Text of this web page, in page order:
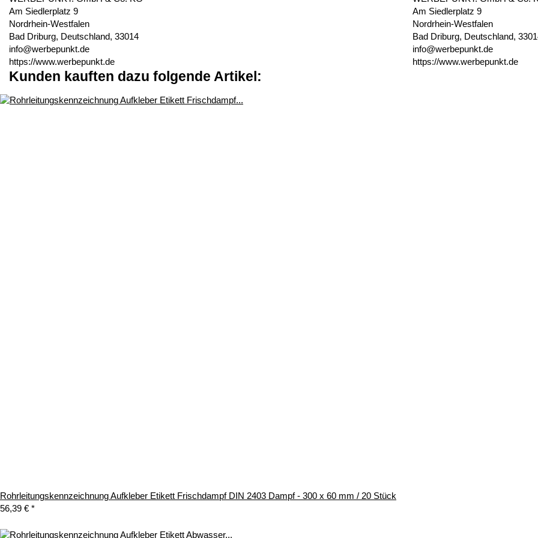
Am Siedlerplatz 9
Nordrhein-Westfalen
Bad Driburg, Deutschland, 33014
info@werbepunkt.de
https://www.werbepunkt.de
Am Siedlerplatz 9
Nordrhein-Westfalen
Bad Driburg, Deutschland,
info@werbepunkt.de
https://www.werbepunkt.de
Kunden kauften dazu folgende Artikel:
Rohrleitungskennzeichnung Aufkleber Etikett Frischdampf DIN 2403 Dampf - 300 x 60 mm / 20 Stück
56,39 € *